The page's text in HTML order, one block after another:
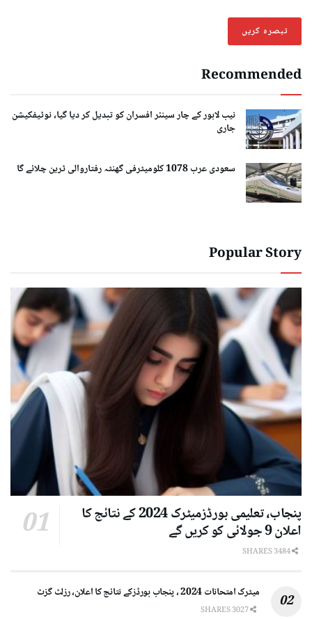
Recommended
نیب لاہور کے چار سینئر افسران کو تبدیل کر دیا گیا، نوٹیفکیشن
جاری
سعودی عرب 1078 کلومیٹرفی گھنٹہ رفتاروالی ٹرین چلائے گا
Popular Story
پنجاب، تعلیمی بورڈزمیٹرک 2024 کے نتائج کا
اعلان 9 جولائی کو کریں گے
میٹرک امتحانات 2024 ، پنجاب بورڈزکے نتائج کا اعلان، رزلٹ گزٹ